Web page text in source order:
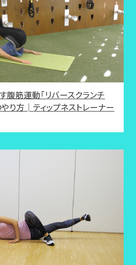
腹筋運動「リバースクランチ
やり方│ティップネストレーナー